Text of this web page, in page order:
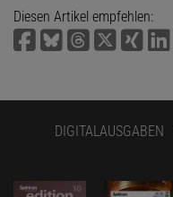
Diesen Artikel empfehlen:
DIGITALAUSGABEN